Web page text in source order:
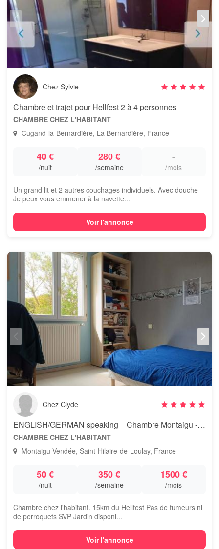
Chez Sylvie
Chambre et trajet pour Hellfest 2 à 4 personnes
CHAMBRE CHEZ L'HABITANT
Cugand-la-Bernardière, La Bernardière, France
40 €
/nuit
280 €
/semaine
-
/mois
Un grand lit et 2 autres couchages individuels. Avec douche
Je peux vous emmener à la navette...
Voir l'annonce
Chez Clyde
ENGLISH/GERMAN speaking _ Chambre Montaigu -15km Hellfest
CHAMBRE CHEZ L'HABITANT
Montaigu-Vendée, Saint-Hilaire-de-Loulay, France
50 €
/nuit
350 €
/semaine
1500 €
/mois
Chambre chez l'habitant. 15km du Hellfest Pas de fumeurs ni
de perroquets SVP Jardin disponi...
Voir l'annonce